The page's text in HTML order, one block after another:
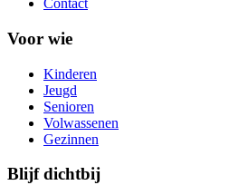
Contact
Voor wie
Kinderen
Jeugd
Senioren
Volwassenen
Gezinnen
Blijf dichtbij